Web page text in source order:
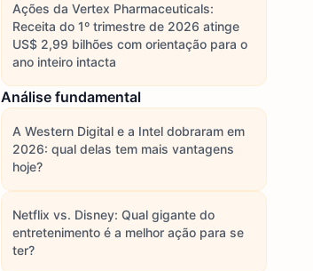
Ações da Vertex Pharmaceuticals:
Receita do 1º trimestre de 2026 atinge
US$ 2,99 bilhões com orientação para o
ano inteiro intacta
Análise fundamental
A Western Digital e a Intel dobraram em
2026: qual delas tem mais vantagens
hoje?
Netflix vs. Disney: Qual gigante do
entretenimento é a melhor ação para se
ter?